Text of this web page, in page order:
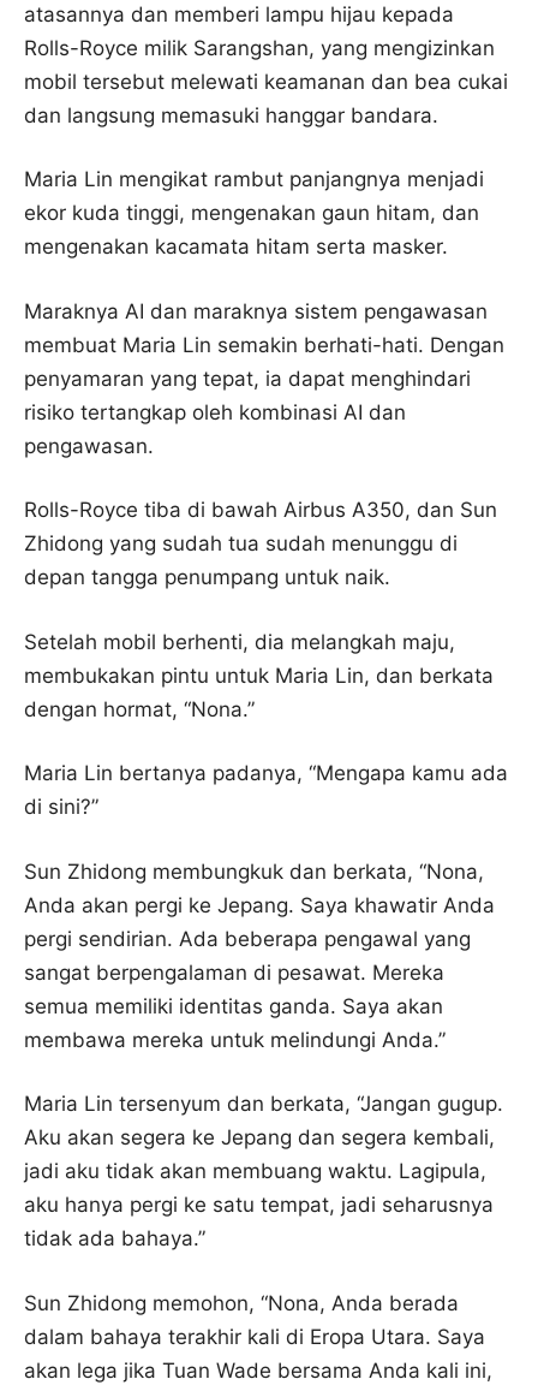
atasannya dan memberi lampu hijau kepada
Rolls-Royce milik Sarangshan, yang mengizinkan
mobil tersebut melewati keamanan dan bea cukai
dan langsung memasuki hanggar bandara.
Maria Lin mengikat rambut panjangnya menjadi
ekor kuda tinggi, mengenakan gaun hitam, dan
mengenakan kacamata hitam serta masker.
Maraknya AI dan maraknya sistem pengawasan
membuat Maria Lin semakin berhati-hati. Dengan
penyamaran yang tepat, ia dapat menghindari
risiko tertangkap oleh kombinasi AI dan
pengawasan.
Rolls-Royce tiba di bawah Airbus A350, dan Sun
Zhidong yang sudah tua sudah menunggu di
depan tangga penumpang untuk naik.
Setelah mobil berhenti, dia melangkah maju,
membukakan pintu untuk Maria Lin, dan berkata
dengan hormat, “Nona.”
Maria Lin bertanya padanya, “Mengapa kamu ada
di sini?”
Sun Zhidong membungkuk dan berkata, “Nona,
Anda akan pergi ke Jepang. Saya khawatir Anda
pergi sendirian. Ada beberapa pengawal yang
sangat berpengalaman di pesawat. Mereka
semua memiliki identitas ganda. Saya akan
membawa mereka untuk melindungi Anda.”
Maria Lin tersenyum dan berkata, “Jangan gugup.
Aku akan segera ke Jepang dan segera kembali,
jadi aku tidak akan membuang waktu. Lagipula,
aku hanya pergi ke satu tempat, jadi seharusnya
tidak ada bahaya.”
Sun Zhidong memohon, “Nona, Anda berada
dalam bahaya terakhir kali di Eropa Utara. Saya
akan lega jika Tuan Wade bersama Anda kali ini,